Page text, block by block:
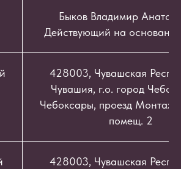
Быков Владимир
Действующий на
428003, Чувашская
Чувашия, г.о. город
Чебоксары, проезд
помещ. 2
428003, Чувашская